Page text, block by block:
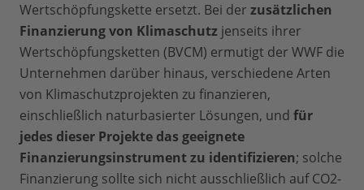
Wertschöpfungskette ersetzt. Bei der zusätzlichen
Finanzierung von Klimaschutz jenseits ihrer
Wertschöpfungsketten (BVCM) ermutigt der WWF die
Unternehmen darüber hinaus, verschiedene Arten
von Klimaschutzprojekten zu finanzieren,
einschließlich naturbasierter Lösungen, und für
jedes dieser Projekte das geeignete
Finanzierungsinstrument zu identifizieren; solche
Finanzierung sollte sich nicht ausschließlich auf CO2-